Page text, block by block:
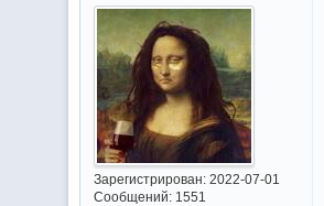
Зарегистрирован: 2022-07-01
Сообщений:1551